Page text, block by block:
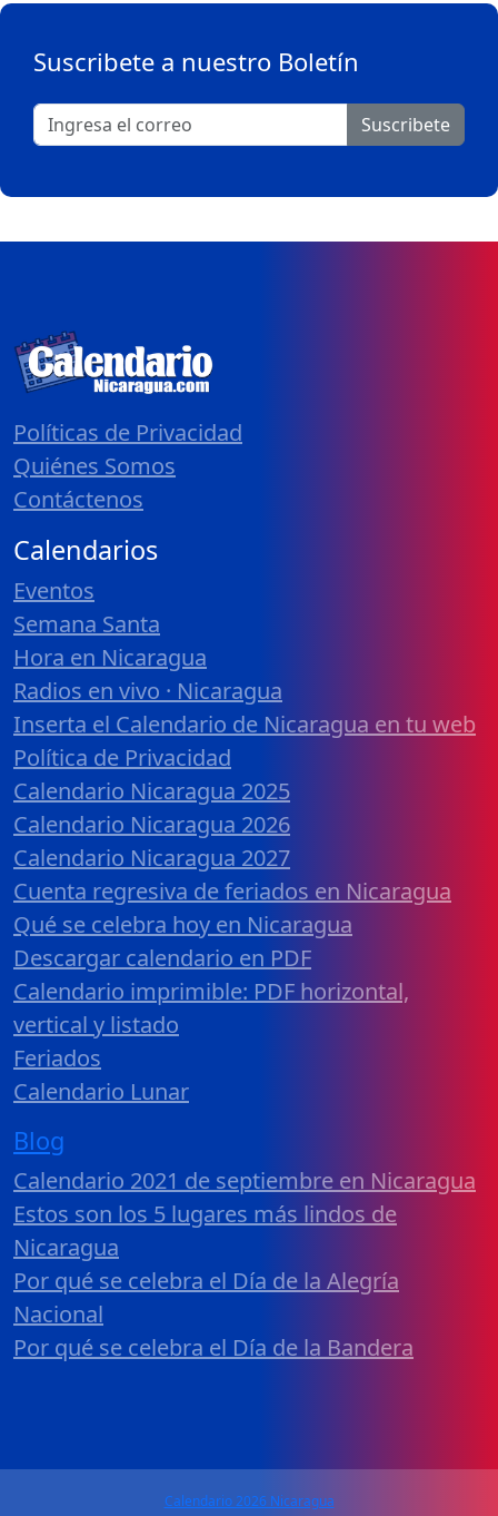
Suscribete a nuestro Boletín
Suscribete
Políticas de Privacidad
Quiénes Somos
Contáctenos
Calendarios
Eventos
Semana Santa
Hora en Nicaragua
Radios en vivo · Nicaragua
Inserta el Calendario de Nicaragua en tu web
Política de Privacidad
Calendario Nicaragua 2025
Calendario Nicaragua 2026
Calendario Nicaragua 2027
Cuenta regresiva de feriados en Nicaragua
Qué se celebra hoy en Nicaragua
Descargar calendario en PDF
Calendario imprimible: PDF horizontal,
vertical y listado
Feriados
Calendario Lunar
Blog
Calendario 2021 de septiembre en Nicaragua
Estos son los 5 lugares más lindos de
Nicaragua
Por qué se celebra el Día de la Alegría
Nacional
Por qué se celebra el Día de la Bandera
Calendario 2026 Nicaragua